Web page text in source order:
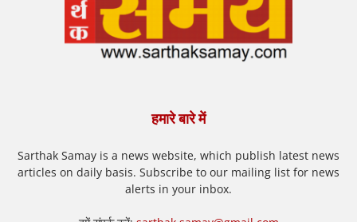
हमारे बारे में
Sarthak Samay is a news website, which publish latest news
articles on daily basis. Subscribe to our mailing list for news
alerts in your inbox.